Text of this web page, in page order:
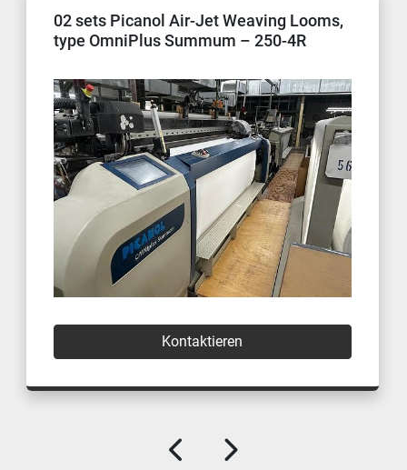
02 sets Picanol Air-Jet Weaving Looms,
type OmniPlus Summum – 250-4R
Kontaktieren